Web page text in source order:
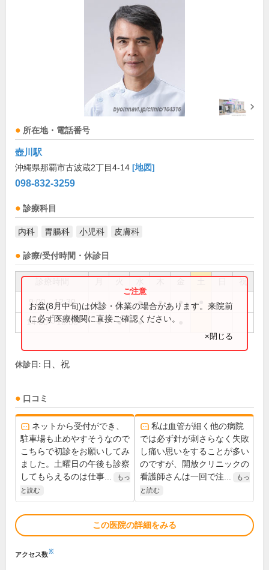
所在地・電話番号
壺川駅
沖縄県那覇市古波蔵2丁目4-14 [地図]
098-832-3259
診療科目
内科 胃腸科 小児科 皮膚科
診療/受付時間・休診日
祝
9:00～12:30 ● ● ● ● ●
14:00～18:00 ● ● ●
お盆(8月中旬)は休診・休業の場合があります。来院前
に必ず医療機関に直接ご確認ください。
×閉じる
休診日: 日、祝
口コミ
ネットから受付ができ、
駐車場も止めやすそうなので
こちらで初診をお願いしてみ
ました。土曜日の午後も診察
してもらえるのは仕事...
もっ
と読む
私は血管が細く他の病院
では必ず針が刺さらなく失敗
し痛い思いをすることが多い
のですが、開放クリニックの
看護師さんは一回で注...
もっ
と読む
この医院の詳細をみる
アクセス数※